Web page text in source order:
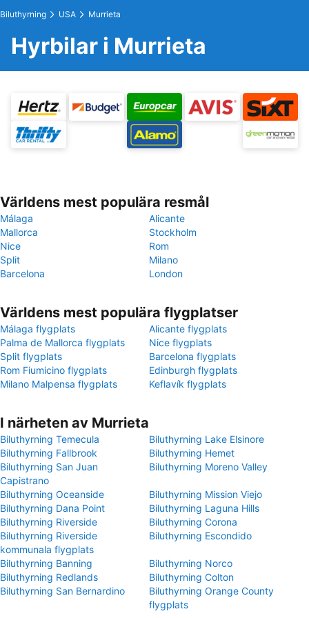
Biluthyrning USA Murrieta
Hyrbilar i Murrieta
Världens mest populära resmål
Málaga
Alicante
Mallorca
Stockholm
Nice
Rom
Split
Milano
Barcelona
London
Världens mest populära flygplatser
Málaga flygplats
Alicante flygplats
Palma de Mallorca flygplats
Nice flygplats
Split flygplats
Barcelona flygplats
Rom Fiumicino flygplats
Edinburgh flygplats
Milano Malpensa flygplats
Keflavík flygplats
I närheten av Murrieta
Biluthyrning Temecula
Biluthyrning Lake Elsinore
Biluthyrning Fallbrook
Biluthyrning Hemet
Biluthyrning San Juan
Capistrano
Biluthyrning Moreno Valley
Biluthyrning Oceanside
Biluthyrning Mission Viejo
Biluthyrning Dana Point
Biluthyrning Laguna Hills
Biluthyrning Riverside
Biluthyrning Corona
Biluthyrning Riverside
kommunala flygplats
Biluthyrning Escondido
Biluthyrning Banning
Biluthyrning Norco
Biluthyrning Redlands
Biluthyrning Colton
Biluthyrning San Bernardino
Biluthyrning Orange County
flygplats